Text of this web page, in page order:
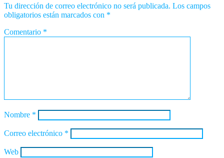
Tu dirección de correo electrónico no será publicada. Los campos
obligatorios están marcados con *
Comentario *
Nombre *
Correo electrónico *
Web